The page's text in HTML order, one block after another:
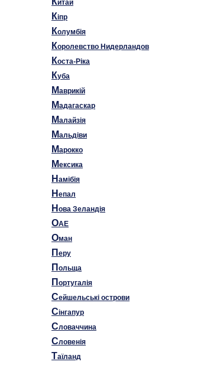
итай
Кіпр
Колумбія
Королевство Нидерландов
Коста-Ріка
Куба
Маврикій
Мадагаскар
Малайзія
Мальдіви
Марокко
Мексика
Н амібія
Н епал
Н ова Зеландія
ОAE
Оман
П еру
П ольща
П ортугалія
Сейшельські острови
Сінгапур
Словаччина
Словенія
Таїланд